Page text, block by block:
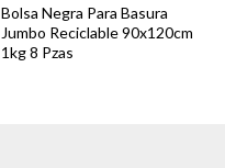
Bolsa Negra Para Basura
Jumbo Reciclable 90x120cm
1kg 8 Pzas